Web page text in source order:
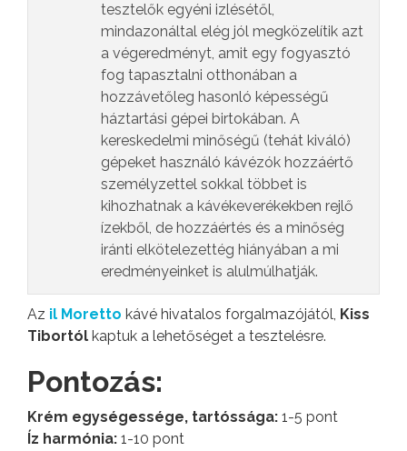
tesztelők egyéni izlésétől,
mindazonáltal elég jól megközelítik azt
a végeredményt, amit egy fogyasztó
fog tapasztalni otthonában a
hozzávetőleg hasonló képességű
háztartási gépei birtokában. A
kereskedelmi minőségű (tehát kiváló)
gépeket használó kávézók hozzáértő
személyzettel sokkal többet is
kihozhatnak a kávékeverékekben rejlő
ízekből, de hozzáértés és a minőség
iránti elkötelezettég hiányában a mi
eredményeinket is alulmúlhatják.
Az il Moretto kávé hivatalos forgalmazójától, Kiss
Tibortól kaptuk a lehetőséget a tesztelésre.
Pontozás:
Krém egységessége, tartóssága: 1-5 pont
Íz harmónia: 1-10 pont